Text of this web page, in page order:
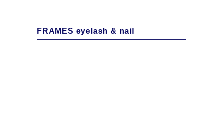
FRAMES eyelash & nail